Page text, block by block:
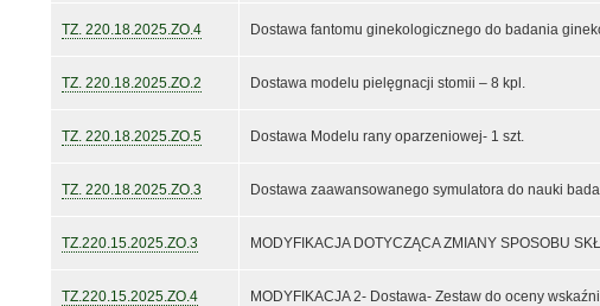
TZ. 220.18.2025.ZO.4 Dostawa fantomu ginekologicznego do badania
TZ. 220.18.2025.ZO.2 Dostawa modelu pielęgnacji stomii – 8 kpl.
TZ. 220.18.2025.ZO.5 Dostawa Modelu rany oparzeniowej- 1 szt.
TZ. 220.18.2025.ZO.3 Dostawa zaawansowanego symulatora do nauki
TZ.220.15.2025.ZO.3 MODYFIKACJA DOTYCZĄCA ZMIANY SPOSOBU
TZ.220.15.2025.ZO.4 MODYFIKACJA 2- Dostawa- Zestaw do oceny